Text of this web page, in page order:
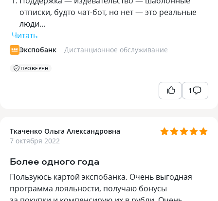
отписки, будто чат-бот, но нет — это реальные
люди…
Читать
Экспобанк Дистанционное обслуживание
ПРОВЕРЕН
1
Ткаченко Ольга Александровна
7 октября 2022
Более одного года
Пользуюсь картой экспобанка. Очень выгодная
программа лояльности, получаю бонусы